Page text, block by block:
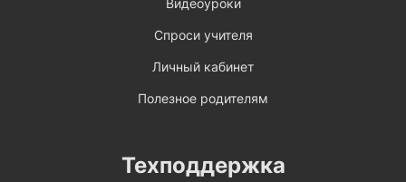
Видеоуроки
Спроси учителя
Личный кабинет
Полезное родителям
Техподдержка